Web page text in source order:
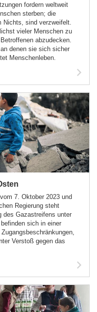
fordern weltweit
sterben; die
Nichts, sind verzweifelt.
vieler Menschen zu
abzudecken.
denen sie sich sicher
Menschenleben.
7. Oktober 2023 und
Regierung steht
des Gazastreifens unter
sich in einer
Verstoß gegen das